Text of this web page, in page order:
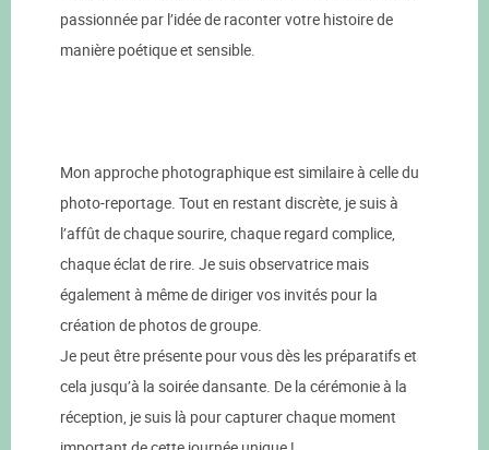
passionnée par l’idée de raconter votre histoire de
manière poétique et sensible.
Mon approche photographique est similaire à celle du
photo-reportage. Tout en restant discrète, je suis à
l’affût de chaque sourire, chaque regard complice,
chaque éclat de rire. Je suis observatrice mais
également à même de diriger vos invités pour la
création de photos de groupe.
Je peut être présente pour vous dès les préparatifs et
cela jusqu’à la soirée dansante. De la cérémonie à la
réception, je suis là pour capturer chaque moment